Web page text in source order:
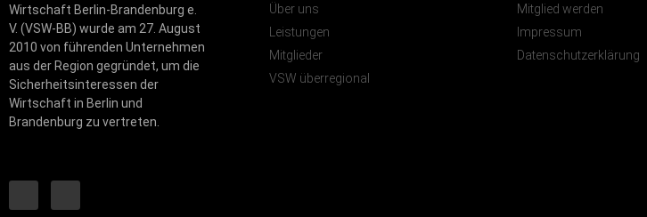
Wirtschaft Berlin-Brandenburg e.
V. (VSW-BB) wurde am 27. August
2010 von führenden Unternehmen
aus der Region gegründet, um die
Sicherheitsinteressen der
Wirtschaft in Berlin und
Brandenburg zu vertreten.
Über uns
Leistungen
Mitglieder
VSW überregional
Mitglied werden
Impressum
Datenschutzerklärung